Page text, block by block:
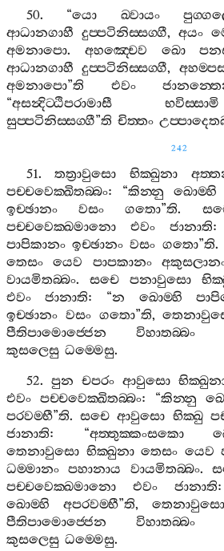
50. “යො ඛ‍්වායං
ආධානගාහී දුප‍්පටිනිස‍්සග‍්ගී, අයං
අමනාපො. අහඤ‍්චෙව ඛො
ආධානගාහී දුප‍්පටිනිස‍්සග‍්ගී,
අමනාපො”ති එවං
“අසන්‍දිට‍්ඨිපරාමාසී භවිස‍්සාමි
සුප‍්පටිනිස‍්සග‍්ගී”ති චිත‍්තං
242
51.තත්‍රාවුසො භික‍්ඛුනා
පච‍්චවෙක‍්ඛිතබ‍්බං: “කින‍්නු ඛොම‍්හි
ඉච‍්ඡානං
වසං ගතො”ති.
පච‍්චවෙක‍්ඛමානො
එවං ජානාති:
පාපිකානං ඉච‍්ඡානං වසං ගතො”ති.
තෙසං
යෙව පාපකානං
වායමිතබ‍්බං. සචෙ පනාවුසො
එවං
ජානාති: “න ඛොම‍්හි
ඉච‍්ඡානං වසං ගතො”ති,
පීතිපාමොජ‍්ජෙන
විහාතබ‍්බං
කුසලෙසු ධම‍්මෙසු.
52. පුන චපරං ආවුසො
එවං පච‍්චවෙක‍්ඛිතබ‍්බං: “කින‍්නු
පරවම‍්භී”ති.සචෙ ආවුසො භික‍්ඛු
ජානාති: “අත‍්තුක‍්කංසකො
තෙනාවුසො භික‍්ඛුනා තෙසං යෙව
ධම‍්මානං
පහානාය වායමිතබ‍්බං.
පච‍්චවෙක‍්ඛමානො
එවං ජානාති
ඛොම‍්හි
අපරවම‍්භී”ති, තෙනාවුසො
පීතිපාමොජ‍්ජෙන
විහාතබ‍්බං
කුසලෙසු ධම‍්මෙසු.